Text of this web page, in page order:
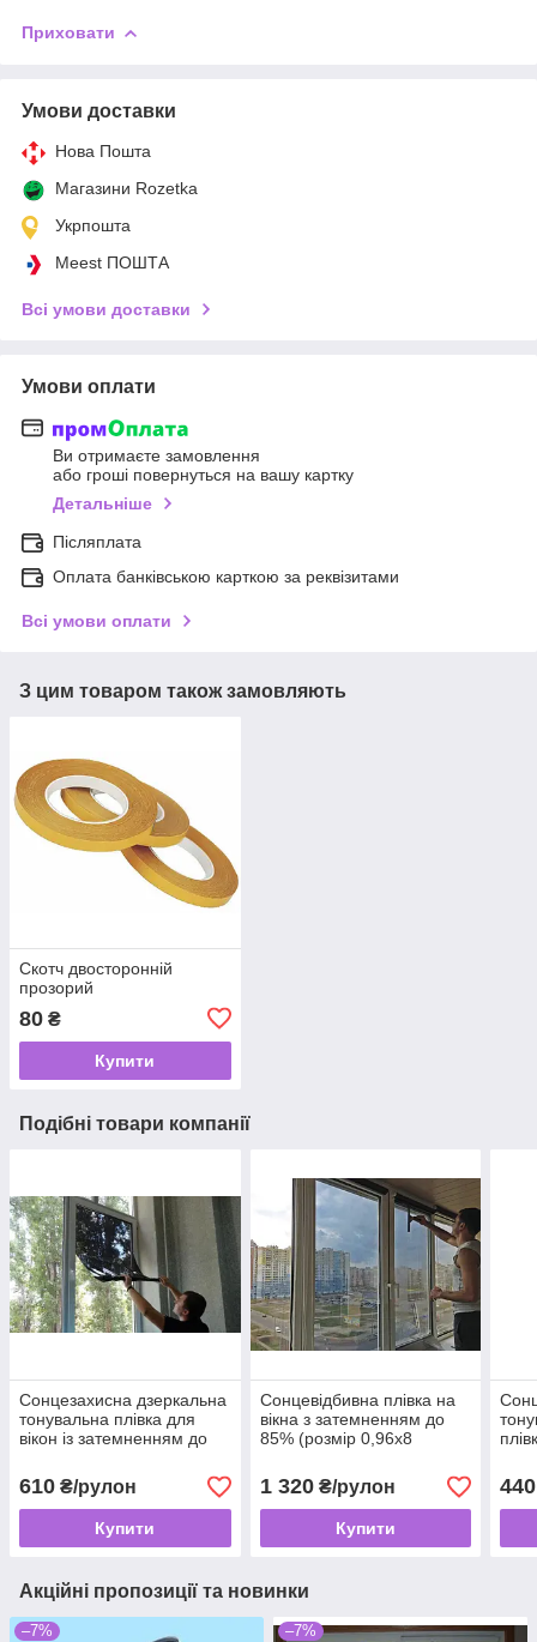
Приховати
Умови доставки
Нова Пошта
Магазини Rozetka
Укрпошта
Meest ПОШТА
Всі умови доставки
Умови оплати
Ви отримаєте замовлення
або гроші повернуться на вашу картку
Детальніше
Післяплата
Оплата банківською карткою за реквізитами
Всі умови оплати
З цим товаром також замовляють
Скотч двосторонній
прозорий
80 ₴
Купити
Подібні товари компанії
Сонцезахисна дзеркальна
тонувальна плівка для
вікон із затемненням до
метра), Original
610 ₴/рулон
Купити
Сонцевідбивна плівка на
вікна з затемненням до
85% (розмір 0,96х8
1 320₴/рулон
Купити
440
Акційні пропозиції та новинки
–7% –7%